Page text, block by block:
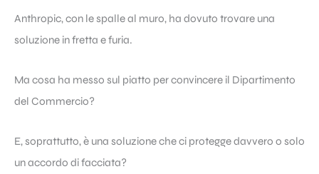
Anthropic, con le spalle al muro, ha dovuto trovare una
soluzione in fretta e furia.
Ma cosa ha messo sul piatto per convincere il Dipartimento
del Commercio?
E, soprattutto, è una soluzione che ci protegge davvero o solo
un accordo di facciata?